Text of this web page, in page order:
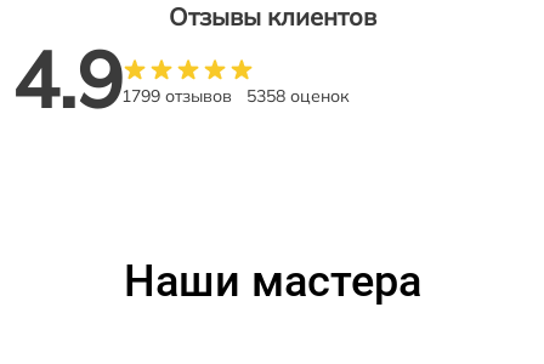
Отзывы клиентов
4.91799 отзывов 5358 оценок
Наши мастера